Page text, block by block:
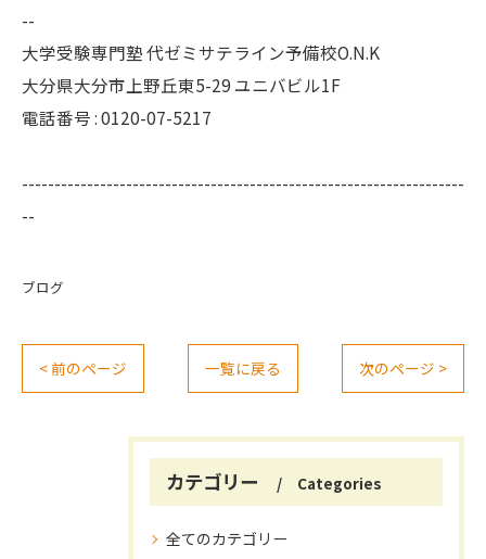
--
大学受験専門塾 代ゼミサテライン予備校O.N.K
大分県大分市上野丘東5-29 ユニバビル1F
電話番号 : 0120-07-5217
--------------------------------------------------------------------
--
ブログ
< 前のページ 一覧に戻る 次のページ >
カテゴリー Categories
全てのカテゴリー